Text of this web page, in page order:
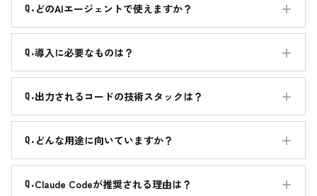
どのAIエージェントで使えますか？
導入に必要なものは？
出力されるコードの技術スタックは？
どんな用途に向いていますか？
Claude Codeが推奨される理由は？